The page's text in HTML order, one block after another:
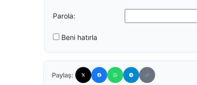
Parola:
Beni hatırla
Paylaş: